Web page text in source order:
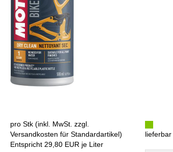
pro Stk (inkl. MwSt. zzgl.
Versandkosten für Standardartikel)
Entspricht 29,80 EUR je Liter